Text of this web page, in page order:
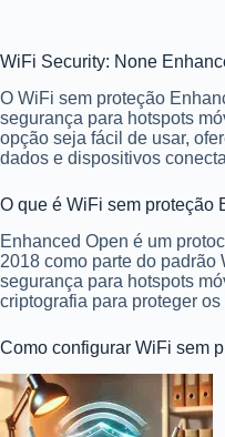
WiFi Security: None
O WiFi sem proteção
segurança para hotspots
opção seja fácil de usar,
dados e dispositivos
O que é WiFi sem proteção
Enhanced Open é um
2018 como parte do padrão
segurança para hotspots
criptografia para proteger
Como configurar WiFi sem